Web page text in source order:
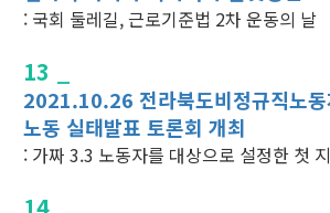
: 국회 둘레길, 근로기준법 2차 운동의 날
13 _
2021.10.26 전라북도비정규직노동
노동 실태발표 토론회 개최
: 가짜 3.3 노동자를 대상으로 설정한 첫